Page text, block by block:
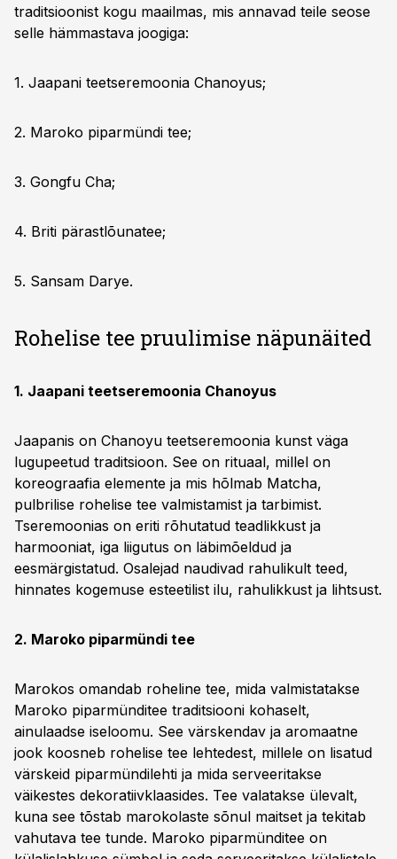
traditsioonist kogu maailmas, mis annavad teile seose
selle hämmastava joogiga:
1. Jaapani teetseremoonia Chanoyus;
2. Maroko piparmündi tee;
3. Gongfu Cha;
4. Briti pärastlõunatee;
5. Sansam Darye.
Rohelise tee pruulimise näpunäited
1. Jaapani teetseremoonia Chanoyus
Jaapanis on Chanoyu teetseremoonia kunst väga
lugupeetud traditsioon. See on rituaal, millel on
koreograafia elemente ja mis hõlmab Matcha,
pulbrilise rohelise tee valmistamist ja tarbimist.
Tseremoonias on eriti rõhutatud teadlikkust ja
harmooniat, iga liigutus on läbimõeldud ja
eesmärgistatud. Osalejad naudivad rahulikult teed,
hinnates kogemuse esteetilist ilu, rahulikkust ja lihtsust.
2. Maroko piparmündi tee
Marokos omandab roheline tee, mida valmistatakse
Maroko piparmünditee traditsiooni kohaselt,
ainulaadse iseloomu. See värskendav ja aromaatne
jook koosneb rohelise tee lehtedest, millele on lisatud
värskeid piparmündilehti ja mida serveeritakse
väikestes dekoratiivklaasides. Tee valatakse ülevalt,
kuna see tõstab marokolaste sõnul maitset ja tekitab
vahutava tee tunde. Maroko piparmünditee on